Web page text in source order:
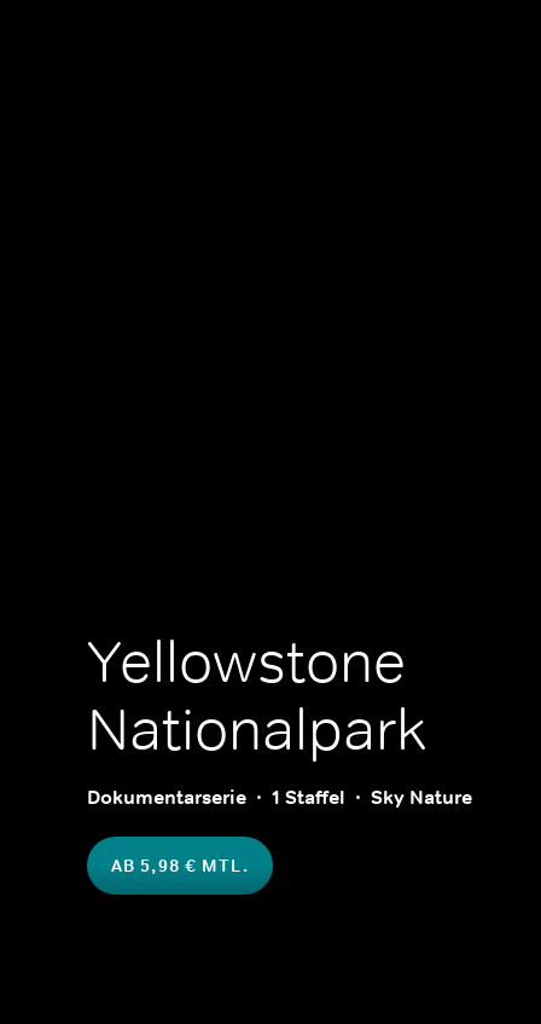
Yellowstone
Nationalpark
Dokumentarserie 1 Staffel Sky Nature
AB 5,98 € MTL.